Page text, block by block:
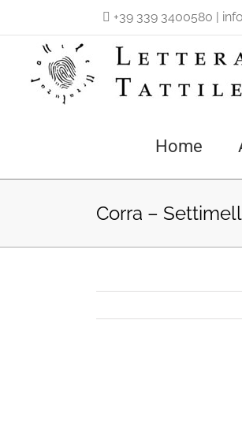
contenuto
+39 339 3400580 |
Home
Corra –